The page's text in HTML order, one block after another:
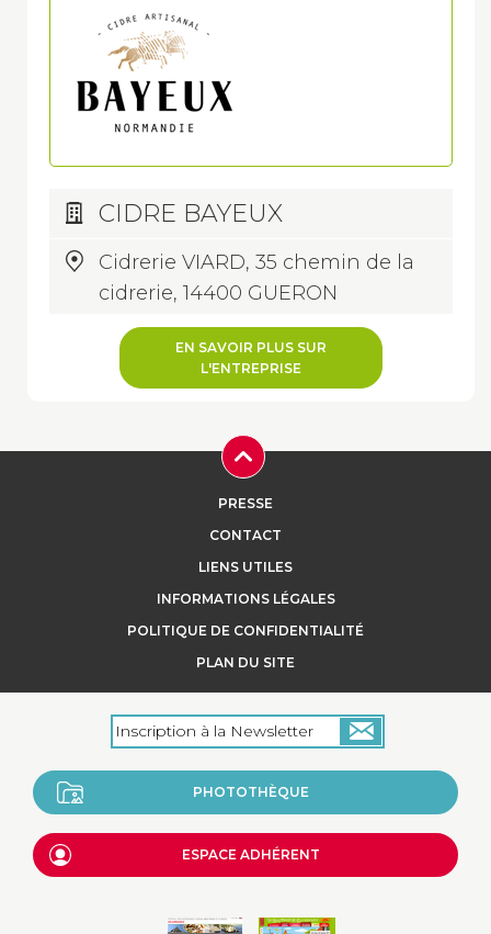
CIDRE BAYEUX
Cidrerie VIARD, 35 chemin de la
cidrerie, 14400 GUERON
EN SAVOIR PLUS SUR
L'ENTREPRISE
PRESSE
CONTACT
LIENS UTILES
INFORMATIONS LÉGALES
POLITIQUE DE CONFIDENTIALITÉ
PLAN DU SITE
PHOTOTHÈQUE
ESPACE ADHÉRENT